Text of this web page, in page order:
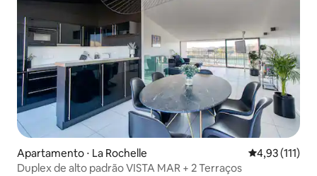
Apartamento ⋅ La Rochelle 4,93 de uma
4,93 (111)
Duplex de alto padrão VISTA MAR + 2 Terraços